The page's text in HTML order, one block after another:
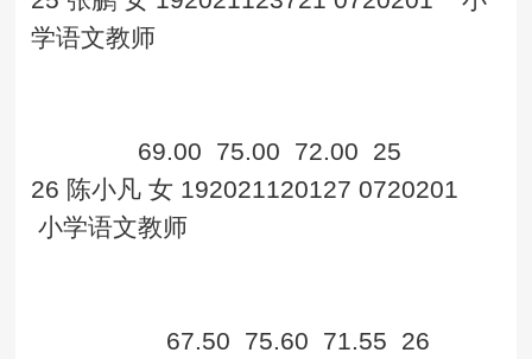
学语文教师
69.00 75.00 72.00 25
26 陈小凡 女 192021120127 0720201
小学语文教师
67.50 75.60 71.55 26